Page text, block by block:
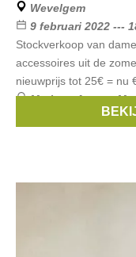
Wevelgem
9 februari 2022 ---
Stockverkoop van
accessoires uit de
nieuwprijs tot 25€ = nu
Merken:Atmos,